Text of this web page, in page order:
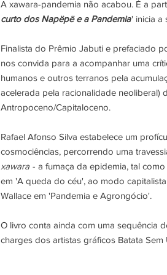
A xawara-pandemia não acabou. É a
curto dos Napëpë e a Pandemia' inicia a
Finalista do Prêmio Jabuti e prefaciado
nos convida para a acompanhar uma
humanos e outros terranos pela
acelerada pela racionalidade neoliberal)
Antropoceno/Capitaloceno.
Rafael Afonso Silva estabelece um
cosmociências, percorrendo uma
xawara - a fumaça da epidemia, tal
em 'A queda do céu', ao modo
Wallace em 'Pandemia e Agrongócio'.
O livro conta ainda com uma sequência
charges dos artistas gráficos Batata